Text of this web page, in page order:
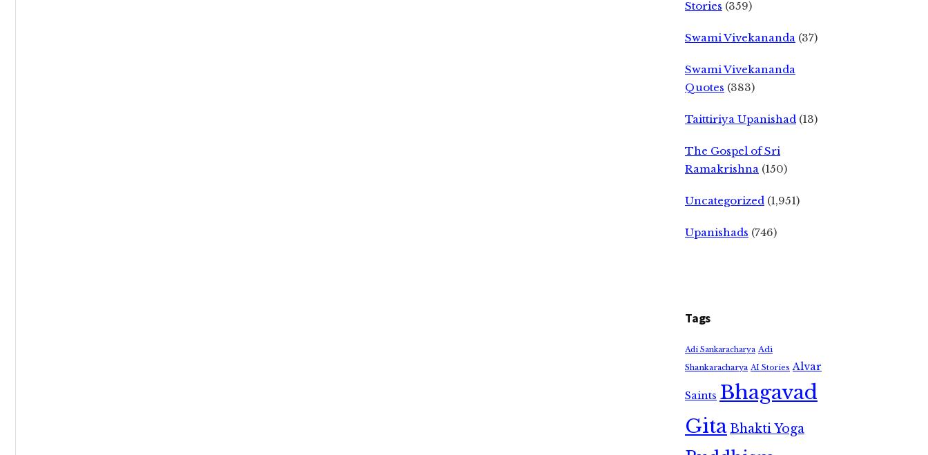
Stories (359)
Swami Vivekananda (37)
Swami Vivekananda
Quotes (383)
Taittiriya Upanishad (13)
The Gospel of Sri
Ramakrishna (150)
Uncategorized (1,951)
Upanishads (746)
Tags
Adi Sankaracharya Adi
Shankaracharya AI Stories Alvar
Saints Bhagavad
GitaBhakti Yoga